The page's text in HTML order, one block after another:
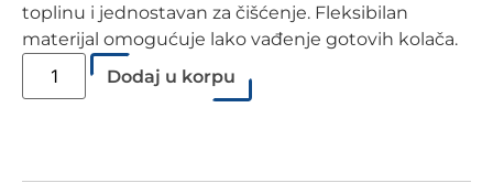
toplinu i jednostavan za čišćenje. Fleksibilan
materijal omogućuje lako vađenje gotovih kolača.
Dodaj u korpu